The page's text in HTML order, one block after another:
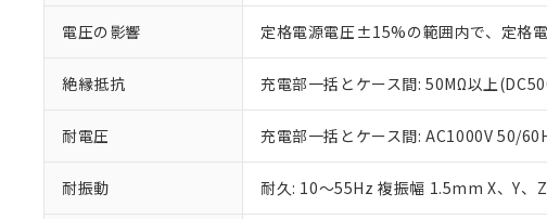
電圧の影響 定格電源電圧±15%の範囲内で、定格
絶縁抵抗 充電部一括とケース間: 50MΩ以上
耐電圧 充電部一括とケース間: AC1000V 50/
耐振動 耐久: 10～55Hz 複振幅 1.5mm X、Y、
※当社の共同利用者
いる法人を指します。
下記の非含有証明書をダウ
51物質の非含有証明書（
※本証明書は発行日時点で
また、RoHS指令のフタル
混在することから備考欄
既に当社にて対応品への
り割愛しております。